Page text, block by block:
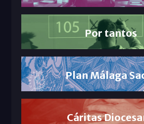
Por tantos
Plan Málaga
Cáritas